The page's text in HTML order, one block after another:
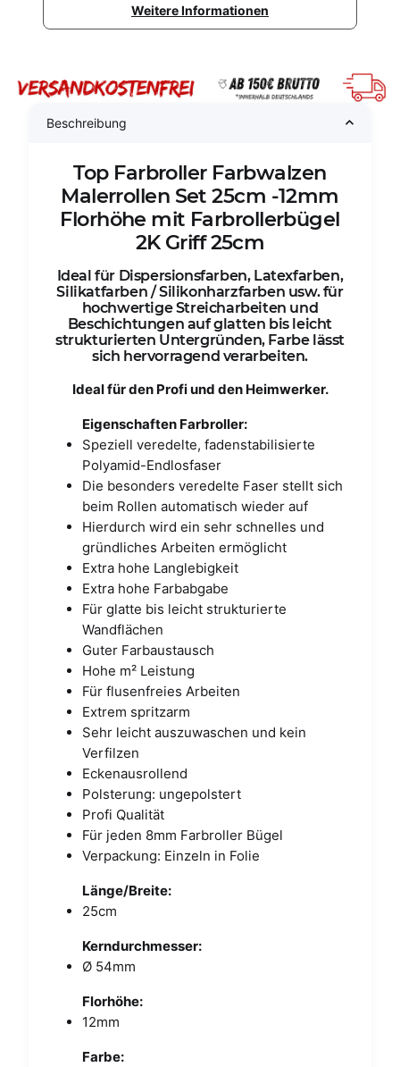
Weitere Informationen
Beschreibung
Top Farbroller Farbwalzen
Malerrollen Set 25cm -12mm
Florhöhe mit Farbrollerbügel
2K Griff 25cm
Ideal für Dispersionsfarben, Latexfarben,
Silikatfarben / Silikonharzfarben usw. für
hochwertige Streicharbeiten und
Beschichtungen auf glatten bis leicht
strukturierten Untergründen, Farbe lässt
sich hervorragend verarbeiten.
Ideal für den Profi und den Heimwerker.
Eigenschaften Farbroller:
Speziell veredelte, fadenstabilisierte
Polyamid-Endlosfaser
Die besonders veredelte Faser stellt sich
beim Rollen automatisch wieder auf
Hierdurch wird ein sehr schnelles und
gründliches Arbeiten ermöglicht
Extra hohe Langlebigkeit
Extra hohe Farbabgabe
Für glatte bis leicht strukturierte
Wandflächen
Guter Farbaustausch
Hohe m² Leistung
Für flusenfreies Arbeiten
Extrem spritzarm
Sehr leicht auszuwaschen und kein
Verfilzen
Eckenausrollend
Polsterung: ungepolstert
Profi Qualität
Für jeden 8mm Farbroller Bügel
Verpackung: Einzeln in Folie
Länge/Breite:
25cm
Kerndurchmesser:
Ø 54mm
Florhöhe:
12mm
Farbe: